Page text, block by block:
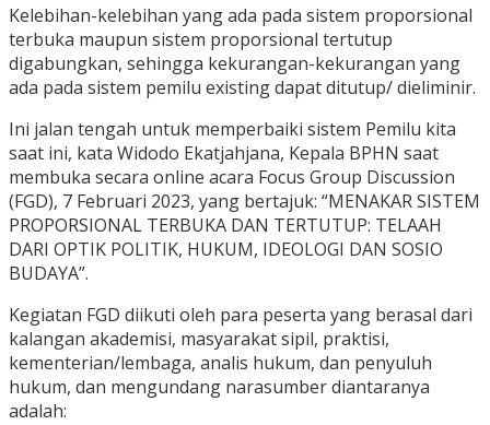
Kelebihan-kelebihan yang ada pada sistem proporsional
terbuka maupun sistem proporsional tertutup
digabungkan, sehingga kekurangan-kekurangan yang
ada pada sistem pemilu existing dapat ditutup/ dieliminir.
Ini jalan tengah untuk memperbaiki sistem Pemilu kita
saat ini, kata Widodo Ekatjahjana, Kepala BPHN saat
membuka secara online acara Focus Group Discussion
(FGD), 7 Februari 2023, yang bertajuk: “MENAKAR SISTEM
PROPORSIONAL TERBUKA DAN TERTUTUP: TELAAH
DARI OPTIK POLITIK, HUKUM, IDEOLOGI DAN SOSIO
BUDAYA”.
Kegiatan FGD diikuti oleh para peserta yang berasal dari
kalangan akademisi, masyarakat sipil, praktisi,
kementerian/lembaga, analis hukum, dan penyuluh
hukum, dan mengundang narasumber diantaranya
adalah: